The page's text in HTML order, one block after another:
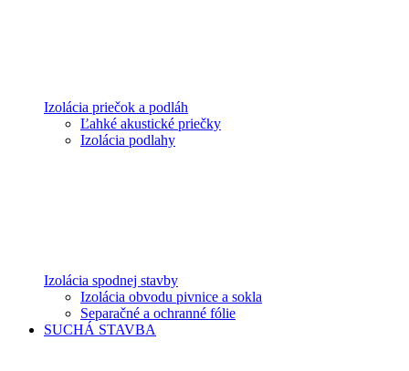
Izolácia priečok a podláh
Ľahké akustické priečky
Izolácia podlahy
Izolácia spodnej stavby
Izolácia obvodu pivnice a sokla
Separačné a ochranné fólie
SUCHÁ STAVBA